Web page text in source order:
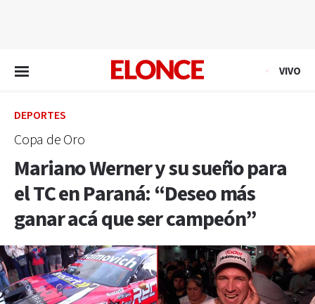
VIVO
DEPORTES
Copa de Oro
Mariano Werner y su sueño para
el TC en Paraná: “Deseo más
ganar acá que ser campeón”